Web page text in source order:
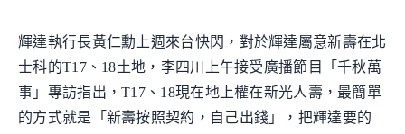
輝達執行長黃仁勳上週來台快閃，對於輝達屬意新壽在北
士科的T17、18土地，李四川上午接受廣播節目「千秋萬
事」專訪指出，T17、18現在地上權在新光人壽，最簡單
的方式就是「新壽按照契約，自己出錢」，把輝達要的